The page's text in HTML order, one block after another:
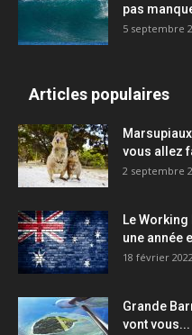
pas
5 septembre
Articles populaires
vous allez
2 septembre
Le
une année
18 février 2022
Grande
vont vous...